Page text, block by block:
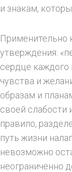
и знакам,
Применительно
утверждения:
сердце
чувства и
образам и
своей слабости
правило,
путь жизни
невозможно
неограниченно